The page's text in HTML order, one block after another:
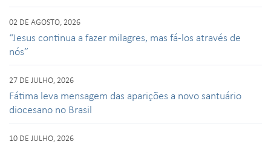
02 DE AGOSTO, 2026
“Jesus continua a fazer milagres, mas fá-los através de
nós”
27 DE JULHO, 2026
Fátima leva mensagem das aparições a novo santuário
diocesano no Brasil
10 DE JULHO, 2026